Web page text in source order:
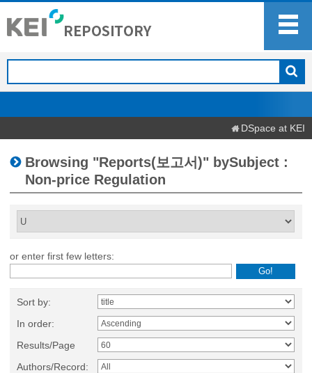
DSpace at KEI
Browsing "Reports(보고서)" bySubject :
Non-price Regulation
or enter first few letters:
Sort by:
In order:
Results/Page
Authors/Record: